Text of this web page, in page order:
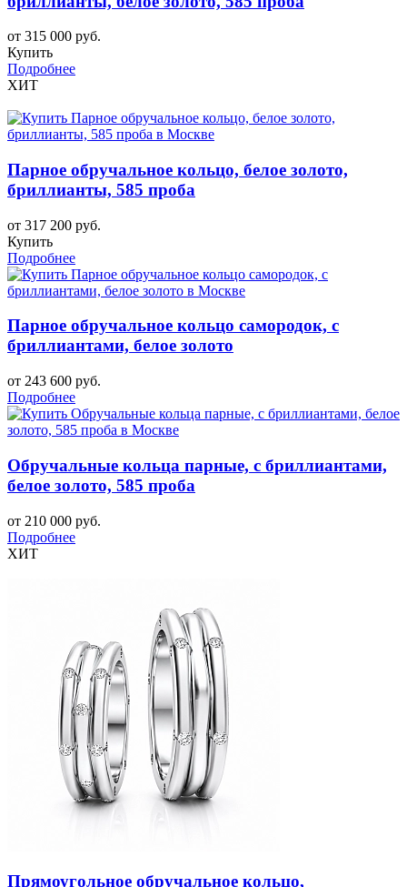
от 315 000 руб.
Купить
Подробнее
ХИТ
Парное обручальное кольцо, белое золото,
бриллианты, 585 проба
от 317 200 руб.
Купить
Подробнее
Парное обручальное кольцо самородок, с
бриллиантами, белое золото
от 243 600 руб.
Подробнее
Обручальные кольца парные, с бриллиантами,
белое золото, 585 проба
от 210 000 руб.
Подробнее
ХИТ
Прямоугольное обручальное кольцо,